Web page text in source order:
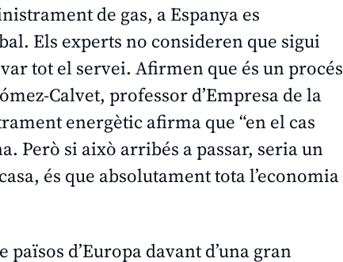
de gas, a Espanya es
Els experts no consideren que sigui
tot el servei. Afirmen que és un procés
Calvet, professor d’Empresa de la
energètic afirma que “en el cas
Però si això arribés a passar, seria un
és que absolutament tota l’economia
d’Europa davant d’una gran